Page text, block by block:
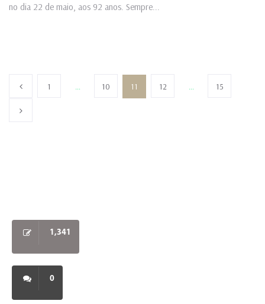
no dia 22 de maio, aos 92 anos. Sempre...
1 … 10 11 12 … 15
1,341
0